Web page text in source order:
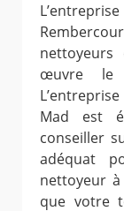
œuvre le
Mad est
conseiller
adéquat
nettoyeur
que votre